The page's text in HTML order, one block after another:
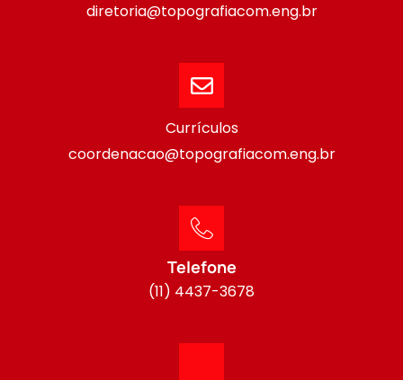
diretoria@topografiacom.eng.br
Currículos
coordenacao@topografiacom.eng.br
Telefone
(11) 4437-3678